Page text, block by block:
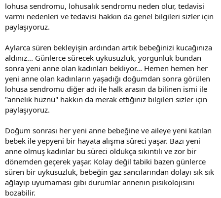
a
t
a
r
i
lohusa sendromu, lohusalık sendromu neden olur, tedavisi
varmı nedenleri ve tedavisi hakkın da genel bilgileri sizler için
paylaşıyoruz.
Aylarca süren bekleyişin ardından artık bebeğinizi kucağınıza
aldınız... Günlerce sürecek uykusuzluk, yorgunluk bundan
sonra yeni anne olan kadınları bekliyor... Hemen hemen her
yeni anne olan kadınların yaşadığı doğumdan sonra görülen
lohusa sendromu diğer adı ile halk arasın da bilinen ismi ile
"annelik hüznü" hakkın da merak ettiğiniz bilgileri sizler için
paylaşıyoruz.
Doğum sonrası her yeni anne bebeğine ve aileye yeni katılan
bebek ile yepyeni bir hayata alışma süreci yaşar. Bazı yeni
anne olmuş kadınlar bu süreci oldukça sıkıntılı ve zor bir
dönemden geçerek yaşar. Kolay değil tabiki bazen günlerce
süren bir uykusuzluk, bebeğin gaz sancılarından dolayı sık sık
ağlayıp uyumaması gibi durumlar annenin pisikolojisini
bozabilir.